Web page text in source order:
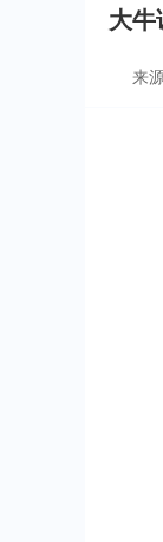
大牛
来